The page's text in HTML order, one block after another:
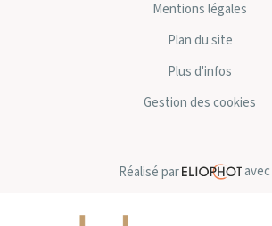
Mentions légales
Plan du site
Plus d'infos
Gestion des cookies
Réalisé par avec